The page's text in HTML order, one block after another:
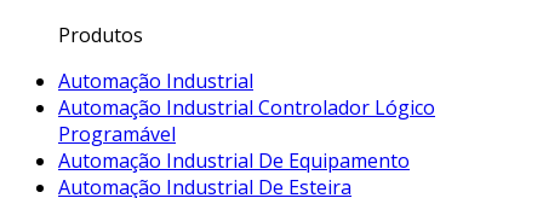
Produtos
Automação Industrial
Automação Industrial Controlador Lógico
Programável
Automação Industrial De Equipamento
Automação Industrial De Esteira